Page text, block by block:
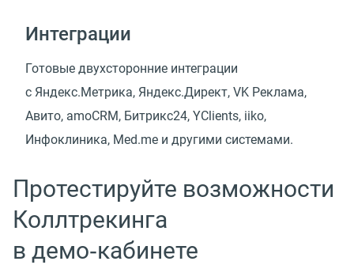
Интеграции
Готовые двухсторонние интеграции
с Яндекс.Метрика, Яндекс.Директ, VK Реклама,
Авито, amoCRM, Битрикс24, YClients, iiko,
Инфоклиника, Med.me и другими системами.
Протестируйте возможности
Коллтрекинга
в демо‑кабинете